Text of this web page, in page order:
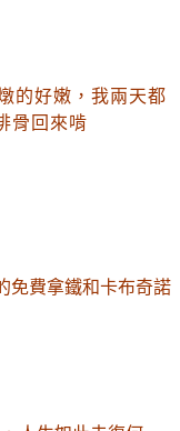
的好嫩 ， 我兩天都
骨回來啃
免費拿鐵和卡布奇諾